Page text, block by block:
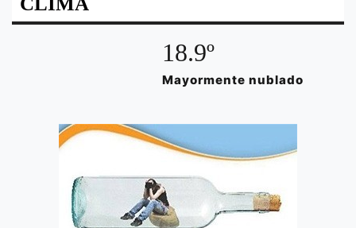
18.9º
Mayormente nublado